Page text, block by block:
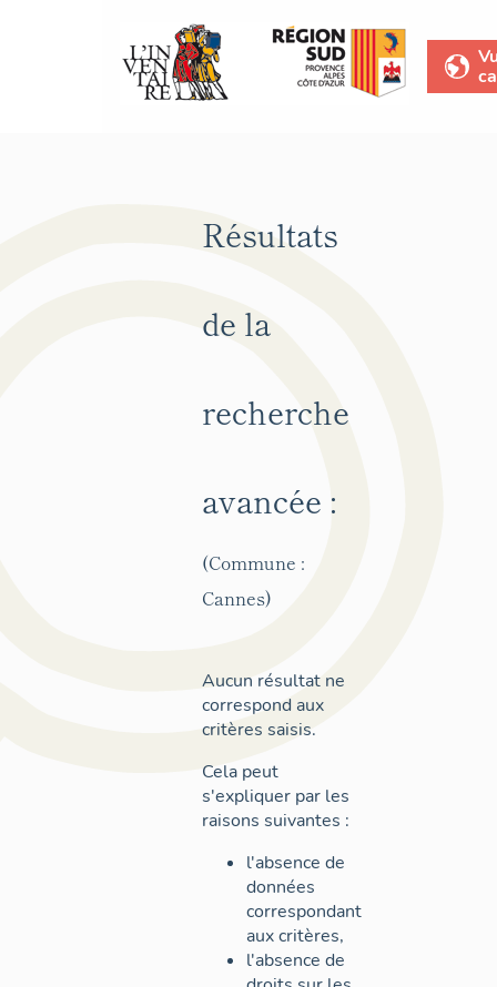
Résultats
de la
recherche
avancée :
(Commune :
Cannes)
Aucun résultat ne
correspond aux
critères saisis.
Cela peut
s'expliquer par les
raisons suivantes :
l'absence de
données
correspondant
aux critères,
l'absence de